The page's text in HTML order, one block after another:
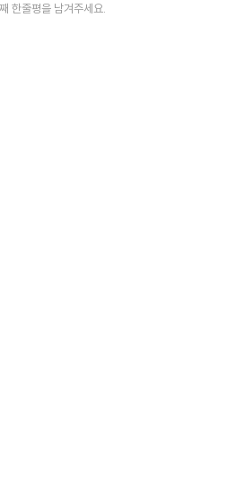
한줄평을 남겨주세요.